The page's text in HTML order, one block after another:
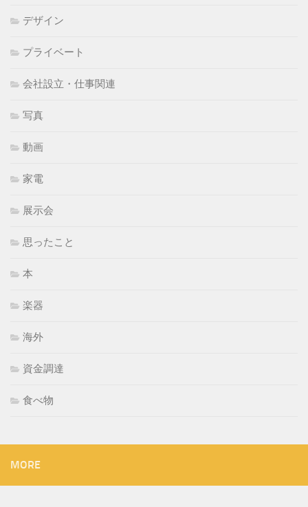
デザイン
プライベート
会社設立・仕事関連
写真
動画
家電
展示会
思ったこと
本
楽器
海外
資金調達
食べ物
MORE